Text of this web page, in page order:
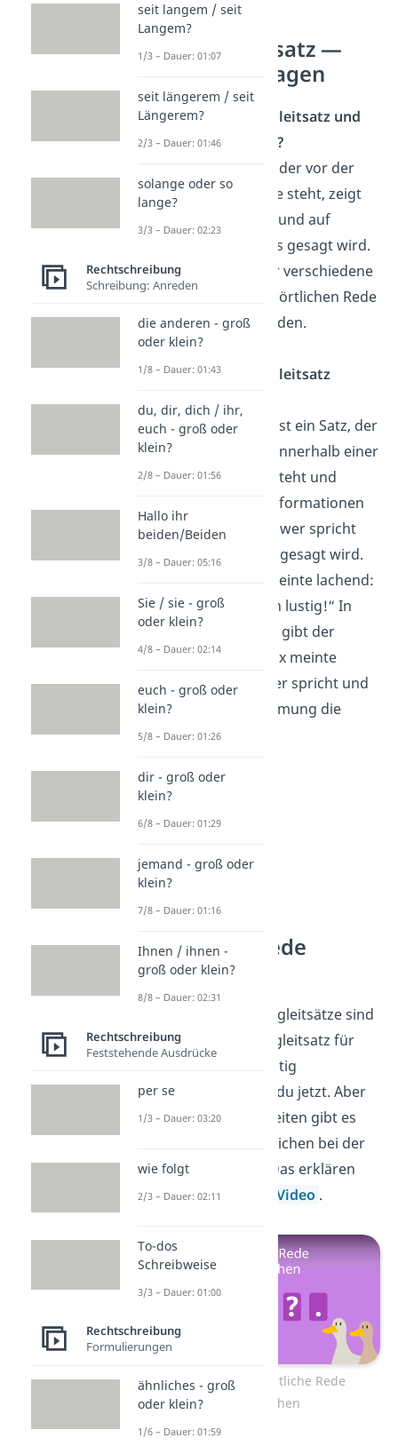
Redebegleitsatz —
häufigste Fragen
Was ist ein Begleitsatz und
was zeigt er an?
Ein Begleitsatz, der vor der
wörtlichen Rede steht, zeigt
an, wer spricht und auf
welche Weise es gesagt wird.
Er kann auf vier verschiedene
Arten mit der wörtlichen Rede
verbunden werden.
Was ist ein Begleitsatz
Beispiel?
Ein Begleitsatz ist ein Satz, der
vor, nach oder innerhalb einer
direkten Rede steht und
Kontext oder Informationen
darüber liefert, wer spricht
oder wie etwas gesagt wird.
Beispiel: Max meinte lachend:
„Das ist wirklich lustig!“ In
diesem Beispiel gibt der
Begleitsatz „Max meinte
lachend“ an, wer spricht und
in welcher Stimmung die
Person ist.
Wörtliche Rede
Satzzeichen
Super, was Redebegleitsätze sind
und wie du den Begleitsatz für
wörtliche Rede richtig
verwendest, weißt du jetzt. Aber
welche Besonderheiten gibt es
noch für die Satzzeichen bei der
wörtlichen Rede? Das erklären
wir dir in unserem Video .
Zum Video: Wörtliche Rede
Satzzeichen
seit langem / seit
Langem?
1/3 – Dauer: 01:07
seit längerem / seit
Längerem?
2/3 – Dauer: 01:46
solange oder so
lange?
3/3 – Dauer: 02:23
Rechtschreibung
Schreibung: Anreden
die anderen - groß
oder klein?
1/8 – Dauer: 01:43
du, dir, dich / ihr,
euch - groß oder
klein?
2/8 – Dauer: 01:56
Hallo ihr
beiden/Beiden
3/8 – Dauer: 05:16
Sie / sie - groß
oder klein?
4/8 – Dauer: 02:14
euch - groß oder
klein?
5/8 – Dauer: 01:26
dir - groß oder
klein?
6/8 – Dauer: 01:29
jemand - groß oder
klein?
7/8 – Dauer: 01:16
Ihnen / ihnen -
groß oder klein?
8/8 – Dauer: 02:31
Rechtschreibung
Feststehende Ausdrücke
per se
1/3 – Dauer: 03:20
wie folgt
2/3 – Dauer: 02:11
To-dos
Schreibweise
3/3 – Dauer: 01:00
Rechtschreibung
Formulierungen
ähnliches - groß
oder klein?
1/6 – Dauer: 01:59